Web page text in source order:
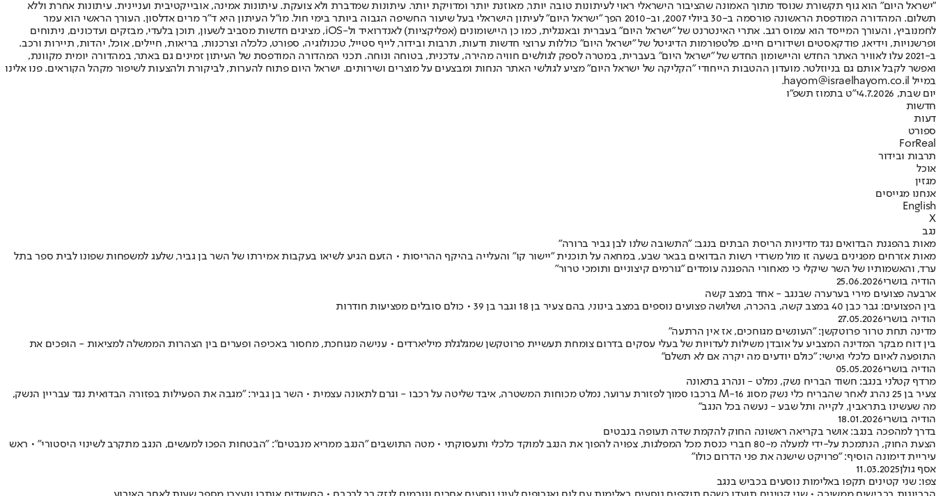
"ישראל היום" הוא גוף תקשורת שנוסד מתוך האמונה שהציבור הישראלי ראוי לעיתונות טובה יותר, מאוזנת יותר ומדויקת יותר. עיתונות שמדברת ולא צועקת. עיתונות אמינה, אובייקטיבית ועניינית. עיתונות אחרת וללא
תשלום. המהדורה המודפסת הראשונה פורסמה ב-30 ביולי 2007, וב-2010 הפך "ישראל היום" לעיתון הישראלי בעל שיעור החשיפה הגבוה ביותר בימי חול. מו"ל העיתון היא ד"ר מרים אדלסון. העורך הראשי הוא עמר
לחמנוביץ, והעורך המייסד הוא עמוס רגב. אתרי האינטרנט של "ישראל היום" בעברית ובאנגלית, כמו כן היישומונים (אפליקציות) לאנדרואיד ול-iOS, מציגים חדשות מסביב לשעון, תוכן בלעדי, מבזקים ועדכונים, ניתוחים
ופרשנויות, וידיאו, פודקאסטים ושידורים חיים. פלטפורמות הדיגיטל של "ישראל היום" כוללות ערוצי חדשות ודעות, תרבות ובידור, לייף סטייל, טכנולוגיה, ספורט, כלכלה וצרכנות, בריאות, חיילים, אוכל, יהדות, תיירות ורכב.
ב-2021 עלו לאוויר האתר החדש והיישומון החדש של "ישראל היום" בעברית, במטרה לספק לגולשים חוויה מהירה, עדכנית, בטוחה ונוחה. תכני המהדורה המודפסת של העיתון זמינים גם באתר, במהדורה יומית מקוונת,
ואפשר לקבל אותם גם בניוזלטר. מועדון ההטבות הייחודי "הקליקה של ישראל היום" מציע לגולשי האתר הנחות ומבצעים על מוצרים ושירותים. ישראל היום פתוח להערות, לביקורת ולהצעות לשיפור מקהל הקוראים. פנו אלינו
במייל hayom@israelhayom.co.il.
יום שבת, 4.7.2026
י"ט בתמוז תשפ"ו
חדשות
דעות
ספורט
ForReal
תרבות ובידור
אוכל
מגזין
אנחנו מגייסים
English
X
נגב
מאות בהפגנת הבדואים נגד מדיניות הריסת הבתים בנגב: "התשובה שלנו לבן גביר ברורה"
מאות אזרחים מפגינים בשעה זו מול משרדי רשות הבדואים בבאר שבע, במחאה על תוכנית "יישור קו" והעלייה בהיקף ההריסות • הזעם הגיע לשיאו בעקבות אמירתו של השר בן גביר, שלעג למשפחות שפונו לבית ספר בתל
ערד, והאשמותיו של השר שיקלי כי מאחורי ההפגנה עומדים "גורמים קיצוניים ותומכי טרור"
הודיה בושרי25.06.2026
ארבעה פצועים מירי בערערה שבנגב - אחד במצב קשה
בין הפצועים: גבר כבן 40 במצב קשה, בהכרה, ושלושה פצועים נוספים במצב בינוני, בהם צעיר בן 18 וגבר בן 39 • כולם סובלים מפציעות חודרות
הודיה בושרי27.05.2026
מדינה תחת טרור פרוטקשן: "העונשים מגוחכים, אז אין הרתעה"
בין דוח מבקר המדינה המצביע על אובדן משילות לעדויות של בעלי עסקים בדרום צומחת תעשיית פרוטקשן שמגלגלת מיליארדים • ענישה מגוחכת, מחסור באכיפה ופערים בין הצהרות הממשלה למציאות - הופכים את
התופעה לאיום כלכלי ואישי: "כולם יודעים מה יקרה אם לא תשלם"
הודיה בושרי05.05.2026
מרדף קטלני בנגב: חשוד הבריח נשק, נמלט - ונהרג בתאונה
צעיר בן 25 נהרג לאחר שהבריח כלי נשק מסוג M-16 ברכבו סמוך לפזורת ערוער, נמלט מכוחות המשטרה, איבד שליטה על רכבו - וגרם לתאונה עצמית • השר בן גביר: "מגבה את הפעילות בפזורה הבדואית נגד עבריין הנשק,
מה שעשינו בתראבין, לקייה ותל שבע - נעשה בכל הנגב"
הודיה בושרי18.01.2026
בדרך למהפכה בנגב: אושר בקריאה ראשונה החוק להקמת שדה תעופה בנבטים
הצעת החוק, הנתמכת על-ידי למעלה מ-80 חברי כנסת מכל המפלגות, צפויה להפוך את הנגב למוקד כלכלי ותעסוקתי • מטה התושבים "הנגב ממריא מנבטים": "הבטחות הפכו למעשים, הנגב מתקרב לשינוי היסטורי" • ראש
עיריית דימונה הוסיף: "פרויקט שישנה את פני הדרום כולו"
אסף גולן11.03.2025
צפו: שני קטינים תקפו באלימות נוסעים בכביש בנגב